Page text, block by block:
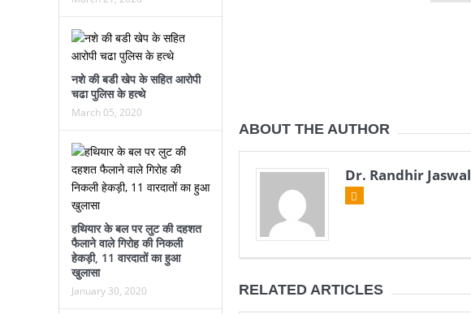
ABOUT THE AUTHOR
Dr. Randhir Jaswal
RELATED ARTICLES
नशे की बडी खेप के सहित आरोपी
चढा पुलिस के हत्थे
March 05, 2020
हथियार के बल पर लुट की दहशत
फैलाने वाले गिरोह की निकली
हेकड़ी, 11 वारदातों का हुआ
खुलासा
January 30, 2020